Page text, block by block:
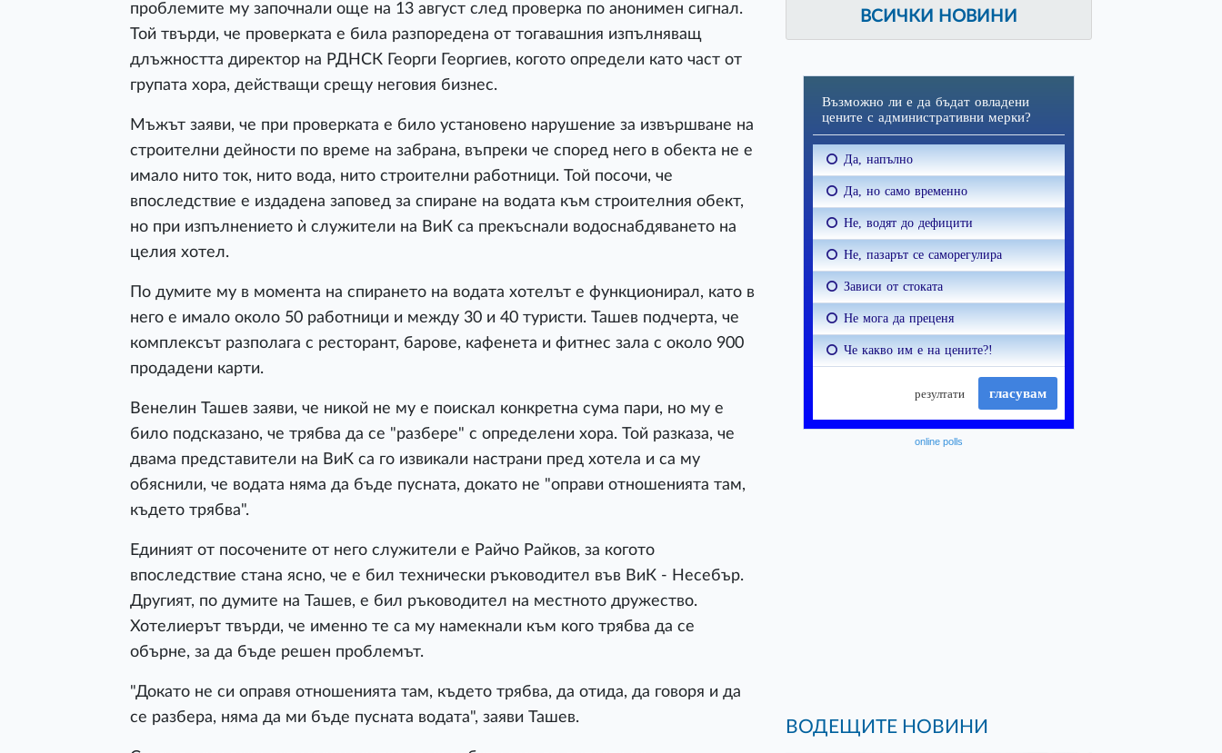
проблемите му започнали още на 13 август след проверка по анонимен сигнал.
Той твърди, че проверката е била разпоредена от тогавашния изпълняващ
длъжността директор на РДНСК Георги Георгиев, когото определи като част от
групата хора, действащи срещу неговия бизнес.
Мъжът заяви, че при проверката е било установено нарушение за извършване на
строителни дейности по време на забрана, въпреки че според него в обекта не е
имало нито ток, нито вода, нито строителни работници. Той посочи, че
впоследствие е издадена заповед за спиране на водата към строителния обект,
но при изпълнението ѝ служители на ВиК са прекъснали водоснабдяването на
целия хотел.
По думите му в момента на спирането на водата хотелът е функционирал, като в
него е имало около 50 работници и между 30 и 40 туристи. Ташев подчерта, че
комплексът разполага с ресторант, барове, кафенета и фитнес зала с около 900
продадени карти.
Венелин Ташев заяви, че никой не му е поискал конкретна сума пари, но му е
било подсказано, че трябва да се "разбере" с определени хора. Той разказа, че
двама представители на ВиК са го извикали настрани пред хотела и са му
обяснили, че водата няма да бъде пусната, докато не "оправи отношенията там,
където трябва".
Единият от посочените от него служители е Райчо Райков, за когото
впоследствие стана ясно, че е бил технически ръководител във ВиК - Несебър.
Другият, по думите на Ташев, е бил ръководител на местното дружество.
Хотелиерът твърди, че именно те са му намекнали към кого трябва да се
обърне, за да бъде решен проблемът.
"Докато не си оправя отношенията там, където трябва, да отида, да говоря и да
се разбера, няма да ми бъде пусната водата", заяви Ташев.
ВСИЧКИ НОВИНИ
online polls
ВОДЕЩИТЕ НОВИНИ